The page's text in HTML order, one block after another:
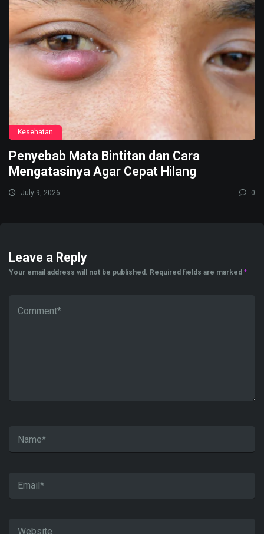
Kesehatan
Penyebab Mata Bintitan dan Cara
Mengatasinya Agar Cepat Hilang
July 9, 2026 0
Leave a Reply
Your email address will not be published. Required fields are marked *